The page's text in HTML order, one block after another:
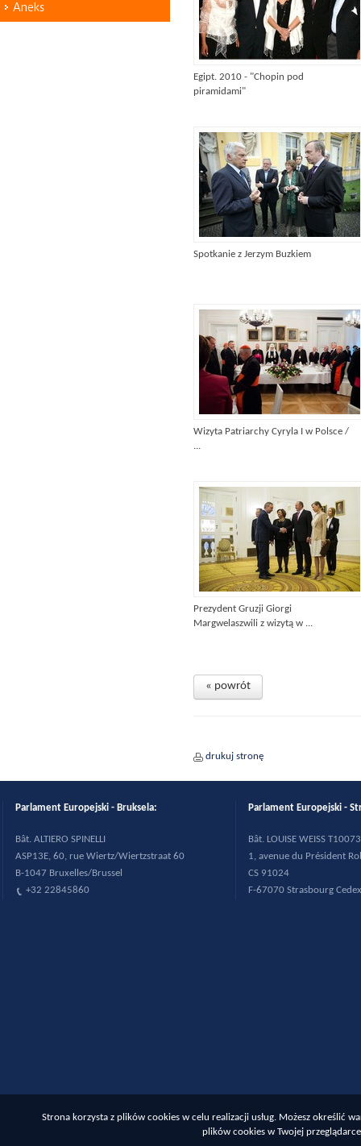
Aneks
Egipt. 2010 - "Chopin pod
piramidami"
Spotkanie z Jerzym Buzkiem
Wizyta Patriarchy Cyryla I w Polsce /
...
Prezydent Gruzji Giorgi
Margwelaszwili z wizytą w ...
« powrót
drukuj stronę
Strona korzysta z plików cookies w celu realizacji usług. Możesz określić
plików cookies w Twojej
Parlament Europejski - Bruksela:
Bât. ALTIERO SPINELLI
ASP13E, 60, rue Wiertz/Wiertzstraat 60
B-1047 Bruxelles/Brussel
+32 22845860
Parlament Europejski -
Bât. LOUISE WEISS T10073
1, avenue du Président
CS 91024
F-67070 Strasbourg Cedex